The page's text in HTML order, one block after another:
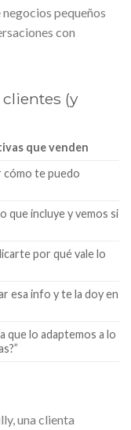
pequeños
con
clientes (y
que venden
cómo te puedo
que incluye y vemos si
por qué vale lo
esa info y te la doy en
que lo adaptemos a lo
una clienta